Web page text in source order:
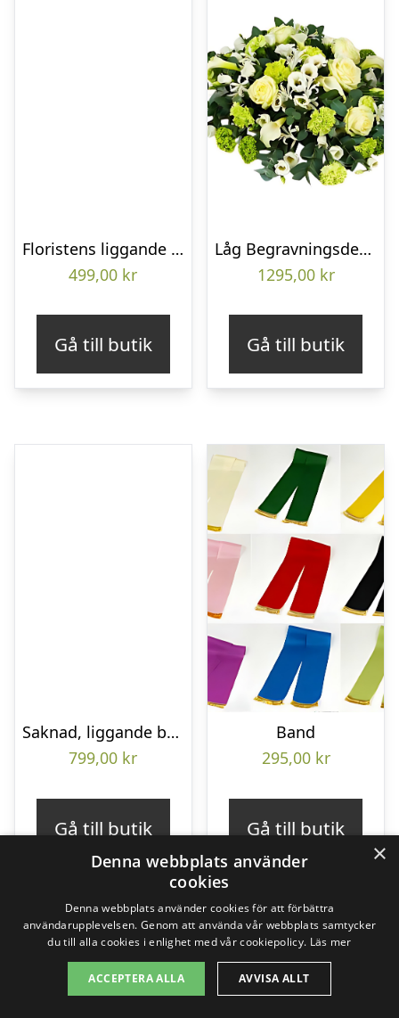
Floristens liggande bukett
499,00 kr
Gå till butik
Låg Begravningsdekoration
1295,00 kr
Gå till butik
Saknad, liggande bukett
799,00 kr
Gå till butik
Band
295,00 kr
Gå till butik
×
Denna webbplats använder
cookies
Denna webbplats använder cookies för att förbättra
användarupplevelsen. Genom att använda vår webbplats samtycker
du till alla cookies i enlighet med vår cookiepolicy. Läs mer
ACCEPTERA ALLA AVVISA ALLT